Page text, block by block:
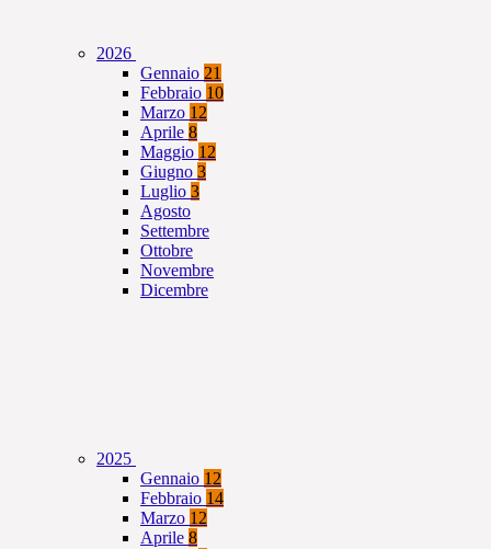
2026
Gennaio 21
Febbraio 10
Marzo 12
Aprile 8
Maggio 12
Giugno 3
Luglio 3
Agosto
Settembre
Ottobre
Novembre
Dicembre
2025
Gennaio 12
Febbraio 14
Marzo 12
Aprile 8